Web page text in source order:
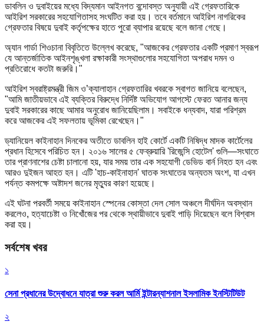
ডাবলিন ও দুবাইয়ের মধ্যে বিদ্যমান আইনগত বন্দোবস্ত অনুযায়ী এই গ্রেফতারিকে
আইরিশ সরকারের সহযোগিতাসহ সংঘটিত করা হয়। তবে বর্তমানে আইরিশ নাগরিকের
গ্রেফতার বিষয়ে দুবাই কর্তৃপক্ষের হাতে পুরো ব্যাপার রয়েছে বলে জানা গেছে।
অ্যান গার্ডা শিওচানা বিবৃতিতে উল্লেখ করেছে, "আজকের গ্রেফতার একটি প্রমাণ স্বরূপ
যে আন্তর্জাতিক আইনশৃঙ্খলা রক্ষাকারী সংস্থাগুলোর সহযোগিতা অপরাধ দমন ও
প্রতিরোধে কতটা জরুরি।"
আইরিশ স্বরাষ্ট্রমন্ত্রী জিম ও’ক্যালাহান গ্রেফতারির খবরকে স্বাগত জানিয়ে বলেছেন,
"আমি জাতীয়ভাবে এই ব্যক্তির বিরুদ্ধে নির্দিষ্ট অভিযোগ আগস্টে ফেরত আনার জন্য
দুবাই সরকারের কাছে আমার অনুরোধ জানিয়েছিলাম। সবাইকে ধন্যবাদ, যারা পরিশ্রম
করে আজকের এই সফলতায় ভূমিকা রেখেছেন।"
ড্যানিয়েল কাইনাহান দিনকের অতীতে ডাবলিন হাই কোর্টে একটি নিষিদ্ধ মাদক কার্টেলের
প্রধান হিসেবে পরিচিত হন। ২০১৬ সালের ৫ ফেব্রুয়ারি 'রিজেন্সি হোটেল' গুলি—সংঘাতে
তার প্রাণনাশের চেষ্টা চালানো হয়, যার সময় তার এক সহযোগী ডেভিড বার্ন নিহত হন এবং
আরও দুইজন আহত হন। এটি 'হাচ-কাইনাহান' ঘাতক সংঘাতের অন্যতম অংশ, যা এখন
পর্যন্ত কমপক্ষে অষ্টাদশ জনের মৃত্যুর কারণ হয়েছে।
এই ঘটনা পরবর্তী সময়ে কাইনাহান স্পেনের কোস্তা দেল সোল অঞ্চলে দীর্ঘদিন অবস্থান
করলেও, হত্যাচেষ্টা ও নিখোঁজের পর থেকে স্থায়ীভাবে দুবাই পাড়ি দিয়েছেন বলে বিশ্বাস
করা হয়।
সর্বশেষ খবর
১
সেনা প্রধানের উদ্বোধনে যাত্রা শুরু করল আর্মি ইন্টারন্যাশনাল ইসলামিক ইনস্টিটিউট
২